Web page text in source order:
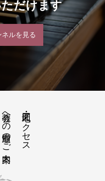
だけます
ネルを見る
地図・アクセス
教会への道順のご案内